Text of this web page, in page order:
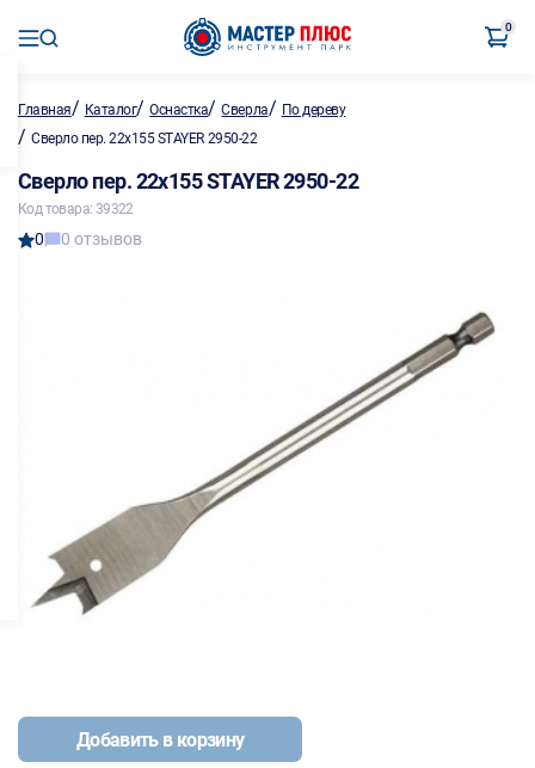
0
Главная/ Каталог/Оснастка/Сверла/ По дереву
/ Сверло пер. 22х155 STAYER 2950-22
Сверло пер. 22х155 STAYER 2950-22
Код товара: 39322
0 0 отзывов
Добавить в корзину